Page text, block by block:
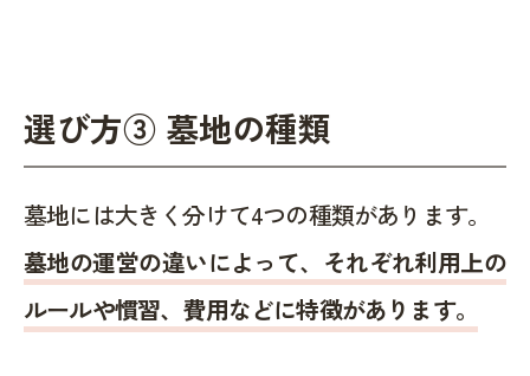
選び方③ 墓地の種類
墓地には大きく分けて4つの種類があります。
墓地の運営の違いによって、それぞれ利用上の
ルールや慣習、費用などに特徴があります。